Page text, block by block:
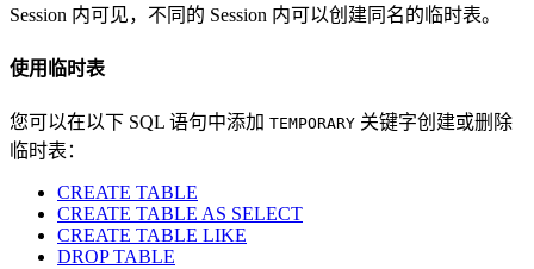
Session 内可见，不同的 Session 内可以创建同名的临时表。
使用临时表
您可以在以下 SQL 语句中添加 TEMPORARY 关键字创建或删除
临时表：
CREATE TABLE
CREATE TABLE AS SELECT
CREATE TABLE LIKE
DROP TABLE